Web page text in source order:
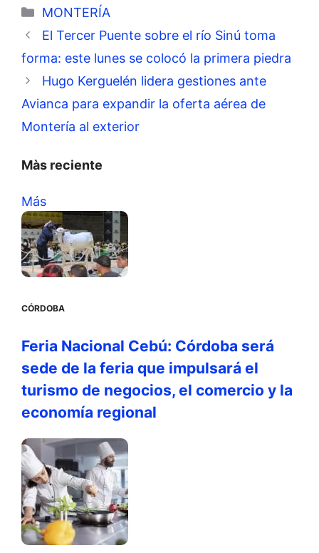
Categorías
MONTERÍA
El Tercer Puente sobre el río Sinú toma
forma: este lunes se colocó la primera piedra
Hugo Kerguelén lidera gestiones ante
Avianca para expandir la oferta aérea de
Montería al exterior
Màs reciente
Más
CÓRDOBA
Feria Nacional Cebú: Córdoba será
sede de la feria que impulsará el
turismo de negocios, el comercio y la
economía regional